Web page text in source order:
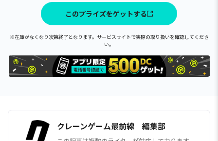
このプライズをゲットする
※在庫がなくなり次第終了となります。サービスサイトで実際の取り扱いを確認してくださ
い。
クレーンゲーム最前線 編集部